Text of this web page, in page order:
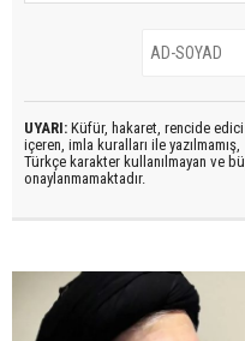
UYARI: Küfür, hakaret, rencide edici
içeren, imla kuralları ile yazılmamış,
Türkçe karakter kullanılmayan ve
onaylanmamaktadır.